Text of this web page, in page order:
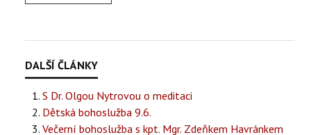
S Dr. Olgou Nytrovou o meditaci
Dětská bohoslužba 9.6.
Večerní bohoslužba s kpt. Mgr. Zdeňkem Havránkem